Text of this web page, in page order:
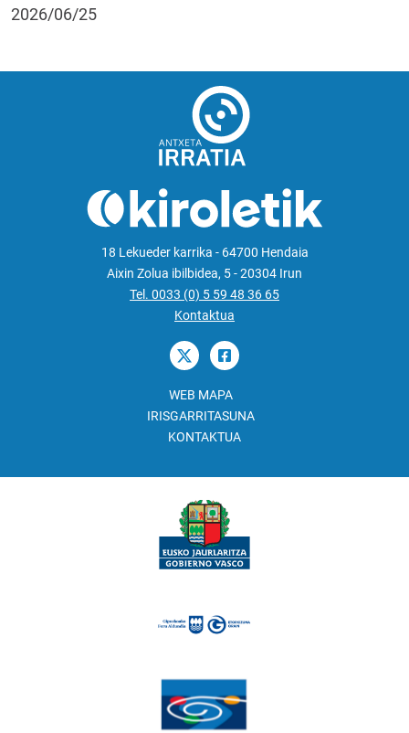
2026/06/25
18 Lekueder karrika - 64700 Hendaia
Aixin Zolua ibilbidea, 5 - 20304 Irun
Tel. 0033 (0) 5 59 48 36 65
Kontaktua
WEB MAPA
IRISGARRITASUNA
KONTAKTUA